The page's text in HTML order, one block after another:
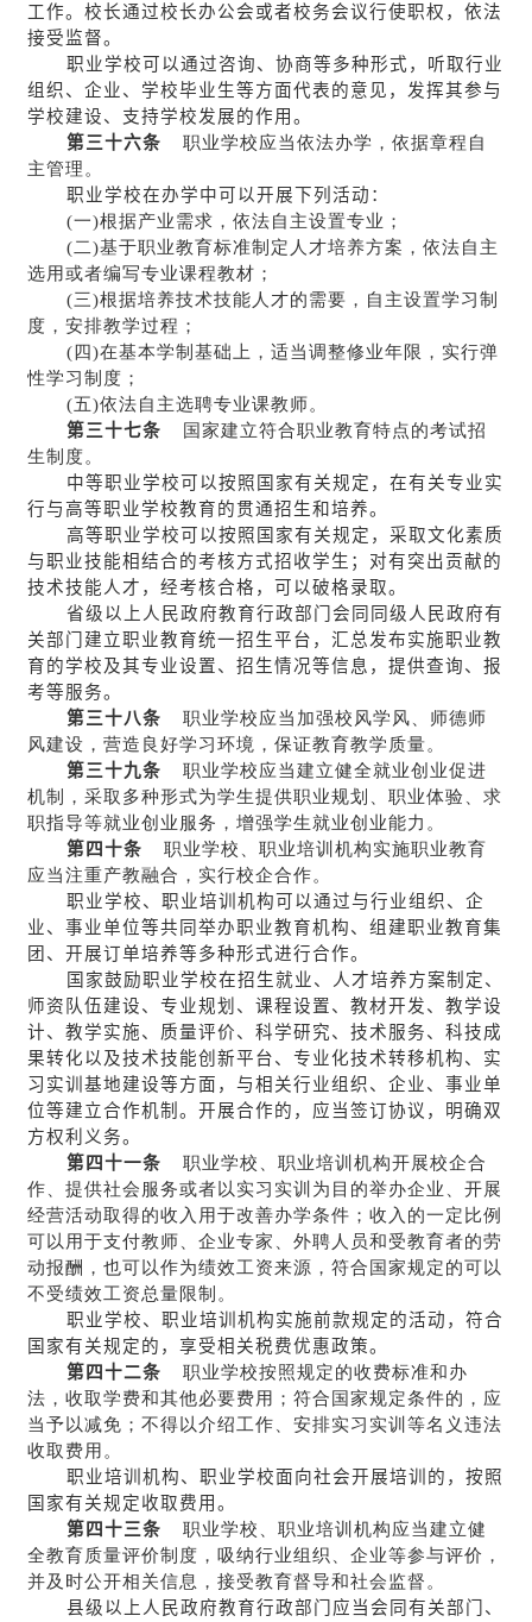
工作。校长通过校长办公会或者校务会议行使职权，依法
接受监督。
职业学校可以通过咨询、协商等多种形式，听取行业
组织、企业、学校毕业生等方面代表的意见，发挥其参与
学校建设、支持学校发展的作用。
第三十六条 职业学校应当依法办学，依据章程自
主管理。
职业学校在办学中可以开展下列活动：
(一)根据产业需求，依法自主设置专业；
(二)基于职业教育标准制定人才培养方案，依法自主
选用或者编写专业课程教材；
(三)根据培养技术技能人才的需要，自主设置学习制
度，安排教学过程；
(四)在基本学制基础上，适当调整修业年限，实行弹
性学习制度；
(五)依法自主选聘专业课教师。
第三十七条 国家建立符合职业教育特点的考试招
生制度。
中等职业学校可以按照国家有关规定，在有关专业实
行与高等职业学校教育的贯通招生和培养。
高等职业学校可以按照国家有关规定，采取文化素质
与职业技能相结合的考核方式招收学生；对有突出贡献的
技术技能人才，经考核合格，可以破格录取。
省级以上人民政府教育行政部门会同同级人民政府有
关部门建立职业教育统一招生平台，汇总发布实施职业教
育的学校及其专业设置、招生情况等信息，提供查询、报
考等服务。
第三十八条 职业学校应当加强校风学风、师德师
风建设，营造良好学习环境，保证教育教学质量。
第三十九条 职业学校应当建立健全就业创业促进
机制，采取多种形式为学生提供职业规划、职业体验、求
职指导等就业创业服务，增强学生就业创业能力。
第四十条 职业学校、职业培训机构实施职业教育
应当注重产教融合，实行校企合作。
职业学校、职业培训机构可以通过与行业组织、企
业、事业单位等共同举办职业教育机构、组建职业教育集
团、开展订单培养等多种形式进行合作。
国家鼓励职业学校在招生就业、人才培养方案制定、
师资队伍建设、专业规划、课程设置、教材开发、教学设
计、教学实施、质量评价、科学研究、技术服务、科技成
果转化以及技术技能创新平台、专业化技术转移机构、实
习实训基地建设等方面，与相关行业组织、企业、事业单
位等建立合作机制。开展合作的，应当签订协议，明确双
方权利义务。
第四十一条 职业学校、职业培训机构开展校企合
作、提供社会服务或者以实习实训为目的举办企业、开展
经营活动取得的收入用于改善办学条件；收入的一定比例
可以用于支付教师、企业专家、外聘人员和受教育者的劳
动报酬，也可以作为绩效工资来源，符合国家规定的可以
不受绩效工资总量限制。
职业学校、职业培训机构实施前款规定的活动，符合
国家有关规定的，享受相关税费优惠政策。
第四十二条 职业学校按照规定的收费标准和办
法，收取学费和其他必要费用；符合国家规定条件的，应
当予以减免；不得以介绍工作、安排实习实训等名义违法
收取费用。
职业培训机构、职业学校面向社会开展培训的，按照
国家有关规定收取费用。
第四十三条 职业学校、职业培训机构应当建立健
全教育质量评价制度，吸纳行业组织、企业等参与评价，
并及时公开相关信息，接受教育督导和社会监督。
县级以上人民政府教育行政部门应当会同有关部门、